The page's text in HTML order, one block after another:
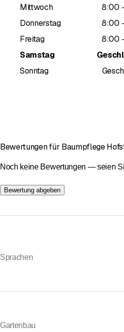
Mittwoch
8:00 -
Donnerstag
8:00 -
Freitag
8:00 -
Samstag
Sonntag
Bewertungen für Baumpflege
Noch keine Bewertungen — seien
Bewertung abgeben
Sprachen
Gartenbau